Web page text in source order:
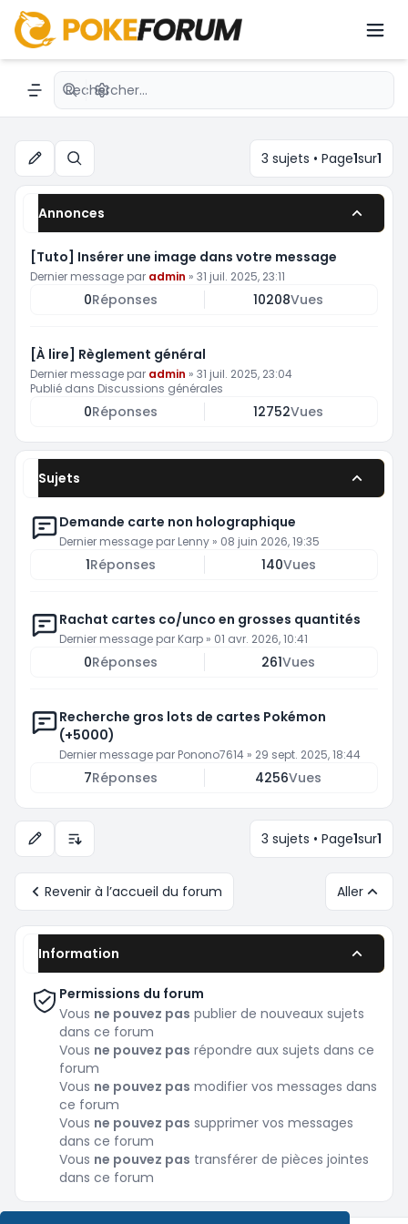
Achat de cartes Pokémon
Navigation menu
Recherche avancée
Rechercher 3 sujets • Page1sur1
Annonces
[Tuto] Insérer une image dans votre message
Dernier message par admin » 31 juil. 2025, 23:11
0Réponses 10208Vues
[À lire] Règlement général
Dernier message par admin » 31 juil. 2025, 23:04
Publié dans Discussions générales
0Réponses 12752Vues
Sujets
Demande carte non holographique
Dernier message par Lenny » 08 juin 2026, 19:35
1Réponses 140Vues
Rachat cartes co/unco en grosses quantités
Dernier message par Karp » 01 avr. 2026, 10:41
0Réponses 261Vues
Recherche gros lots de cartes Pokémon
(+5000)
Dernier message par Ponono7614 » 29 sept. 2025, 18:44
7Réponses 4256Vues
Options d’affichage et de tri 3 sujets • Page1sur1
Revenir à l’accueil du forum Aller
Information
Permissions du forum
Vous ne pouvez pas publier de nouveaux sujets
dans ce forum
Vous ne pouvez pas répondre aux sujets dans ce
forum
Vous ne pouvez pas modifier vos messages dans
ce forum
Vous ne pouvez pas supprimer vos messages
dans ce forum
Vous ne pouvez pas transférer de pièces jointes
dans ce forum